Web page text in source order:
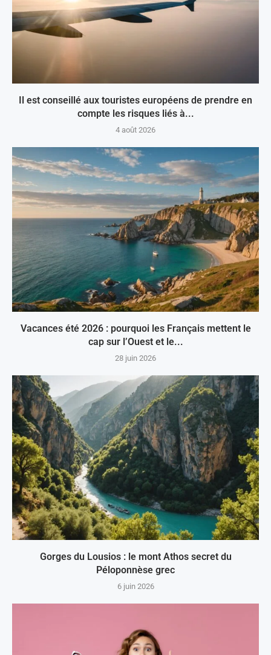
Il est conseillé aux touristes européens de prendre en
compte les risques liés à...
4 août 2026
Vacances été 2026 : pourquoi les Français mettent le
cap sur l’Ouest et le...
28 juin 2026
Gorges du Lousios : le mont Athos secret du
Péloponnèse grec
6 juin 2026